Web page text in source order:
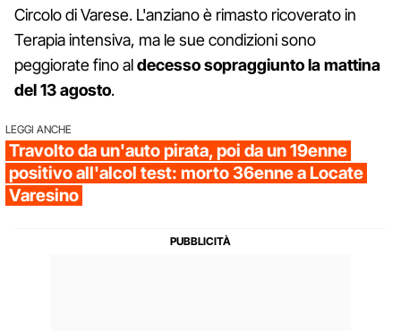
Circolo di Varese. L'anziano è rimasto ricoverato in
Terapia intensiva, ma le sue condizioni sono
peggiorate fino aldecesso sopraggiunto la mattina
del 13 agosto.
LEGGI ANCHE
Travolto da un'auto pirata, poi da un 19enne
positivo all'alcol test: morto 36enne a Locate
Varesino